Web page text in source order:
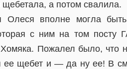
а потом свалила.
Олеся вполне могла
с ним на том посту
Хомяка. Пожалел было, что
щебет и — да ну ее! В